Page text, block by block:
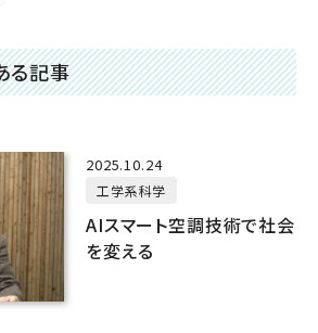
る記事
2025.10.24
工学系科学
AIスマート空調技術で社会
を変える